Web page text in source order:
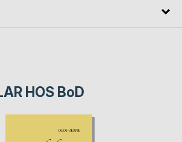
HOS BoD